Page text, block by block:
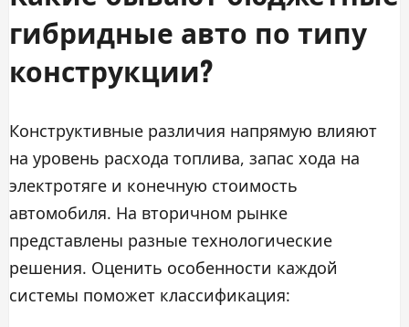
гибридные авто по типу
конструкции?
Конструктивные различия напрямую влияют
на уровень расхода топлива, запас хода на
электротяге и конечную стоимость
автомобиля. На вторичном рынке
представлены разные технологические
решения. Оценить особенности каждой
системы поможет классификация: